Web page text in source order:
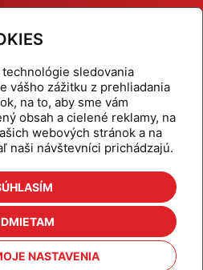
sledovania
vášho zážitku z prehliadania
na to, aby sme vám
obsah a cielené reklamy, na
webových stránok a na
naši návštevníci prichádzajú.
NASTAVENIA
Produkty
Odber šikovné tipy
Cenníky
Referencie
Kontakt